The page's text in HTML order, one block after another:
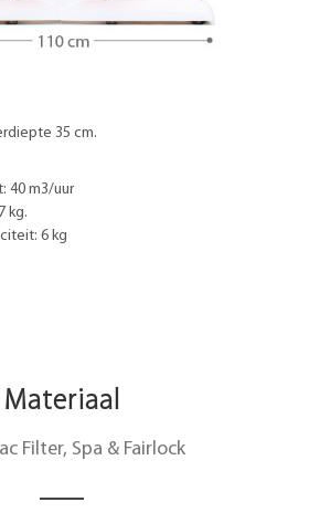
35 cm.
40 m3/uur
kg.
6 kg
Materiaal
Filter, Spa & Fairlock